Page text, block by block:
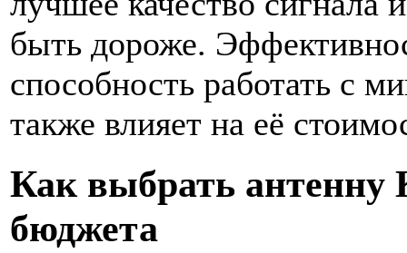
быть дороже.
способность работать с
также влияет на её
Как выбрать антенну
бюджета